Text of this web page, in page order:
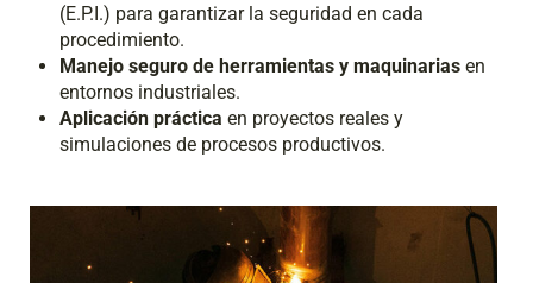
(E.P.I.) para garantizar la seguridad en cada
procedimiento.
Manejo seguro de herramientas y maquinarias en
entornos industriales.
Aplicación práctica en proyectos reales y
simulaciones de procesos productivos.